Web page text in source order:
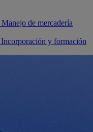
Manejo de mercadería
Incorporación y formación